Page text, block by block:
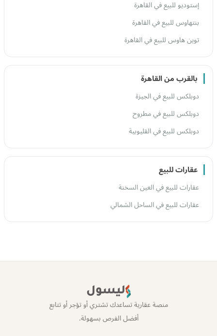
إستوديو للبيع في القاهرة
بنتهاوس للبيع في القاهرة
توين هاوس للبيع في القاهرة
بالقرب من القاهرة
دوبلكس للبيع في الجيزة
دوبلكس للبيع في مطروح
دوبلكس للبيع في القليوبية
عقارات للبيع
عقارات للبيع في العين السخنة
عقارات للبيع في الساحل الشمالي
ليسول
منصة عقارية تساعدك تشتري أو تؤجر أو تتابع
أفضل الفرص بسهولة.